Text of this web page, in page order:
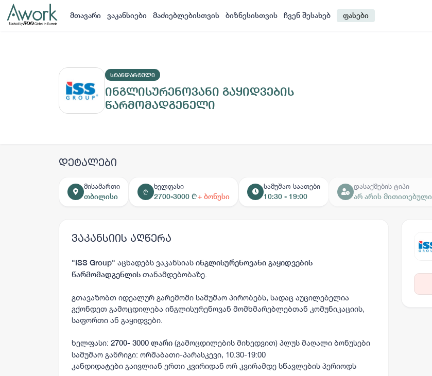
მთავარი ვაკანსიები მაძიებლებისთვის ბიზნესისთვის ჩვენ შესახებ ფასები
ᲡᲢᲐᲜᲓᲐᲠᲢᲣᲚᲘ
ინგლისურენოვანი გაყიდვების
წარმომადგენელი
დეტალები
მისამართი
თბილისი
₾
ხელფასი
2700-3000 ₾+ ბონუსი
დასაქმების ტიპი
არ არის მითითებული
სამუშაო საათები
10:30 - 19:00
ვაკანსიის აღწერა
"ISS Group" აცხადებს ვაკანსიას ინგლისურენოვანი გაყიდვების
წარმომადგენლის თანამდებობაზე.
გთავაზობთ იდეალურ გარემოში სამუშაო პირობებს, სადაც აუცილებელია
გქონდეთ გამოცდილება ინგლისურენოვან მომხმარებლებთან კომუნიკაციის,
საფორთი ან გაყიდვები.
ხელფასი: 2700- 3000 ლარი (გამოცდილების მიხედვით) პლუს მაღალი ბონუსები
სამუშაო განრიგი: ორშაბათი-პარასკევი, 10.30-19:00
კანდიდატები გაივლიან ერთი კვირიდან ორ კვირამდე სწავლების პერიოდს